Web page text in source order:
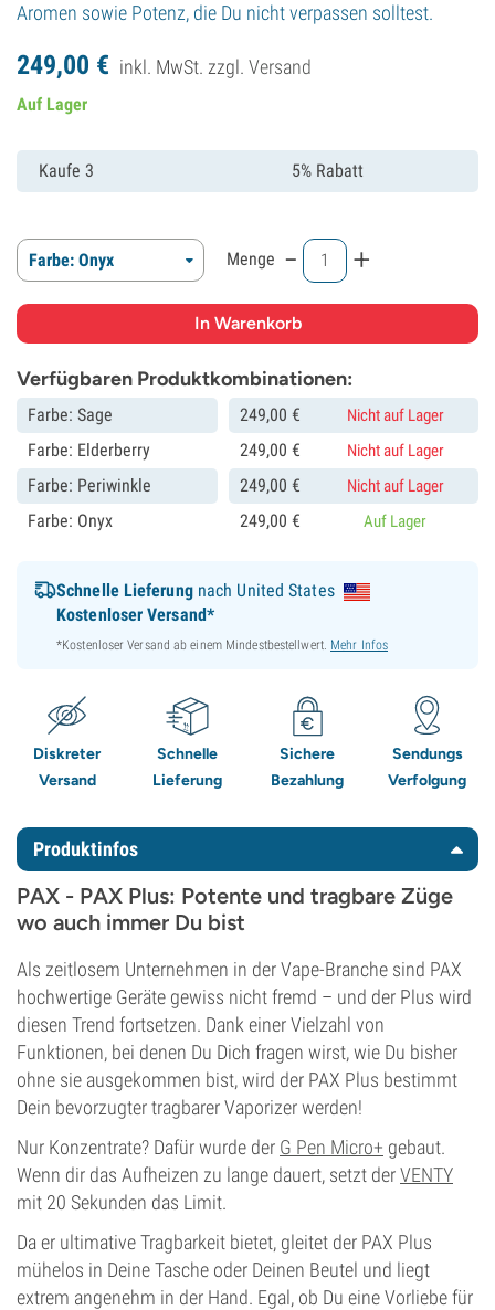
Aromen sowie Potenz, die Du nicht verpassen solltest.
249,00 € inkl. MwSt. zzgl. Versand
Auf Lager
Kaufe 3 5% Rabatt
Farbe: Onyx Menge - +
Verfügbaren Produktkombinationen:
Farbe: Sage 249,00 € Nicht auf Lager
Farbe: Elderberry 249,00 € Nicht auf Lager
Farbe: Periwinkle 249,00 € Nicht auf Lager
Farbe: Onyx 249,00 € Auf Lager
Schnelle Lieferungnach United States
Kostenloser Versand*
*Kostenloser Versand ab einem Mindestbestellwert. Mehr Infos
Diskreter
Versand
Schnelle
Lieferung
Sichere
Bezahlung
Sendungs
Verfolgung
Produktinfos
PAX - PAX Plus: Potente und tragbare Züge
wo auch immer Du bist
Als zeitlosem Unternehmen in der Vape-Branche sind PAX
hochwertige Geräte gewiss nicht fremd – und der Plus wird
diesen Trend fortsetzen. Dank einer Vielzahl von
Funktionen, bei denen Du Dich fragen wirst, wie Du bisher
ohne sie ausgekommen bist, wird der PAX Plus bestimmt
Dein bevorzugter tragbarer Vaporizer werden!
Nur Konzentrate? Dafür wurde der G Pen Micro+ gebaut.
Wenn dir das Aufheizen zu lange dauert, setzt derVENTY
mit 20 Sekunden das Limit.
Da er ultimative Tragbarkeit bietet, gleitet der PAX Plus
mühelos in Deine Tasche oder Deinen Beutel und liegt
extrem angenehm in der Hand. Egal, ob Du eine Vorliebe für